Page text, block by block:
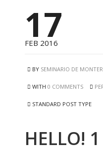
17
FEB 2016
BY SEMINARIO DE
WITH 0 COMMENTS
STANDARD POST TYPE
HELLO! 1